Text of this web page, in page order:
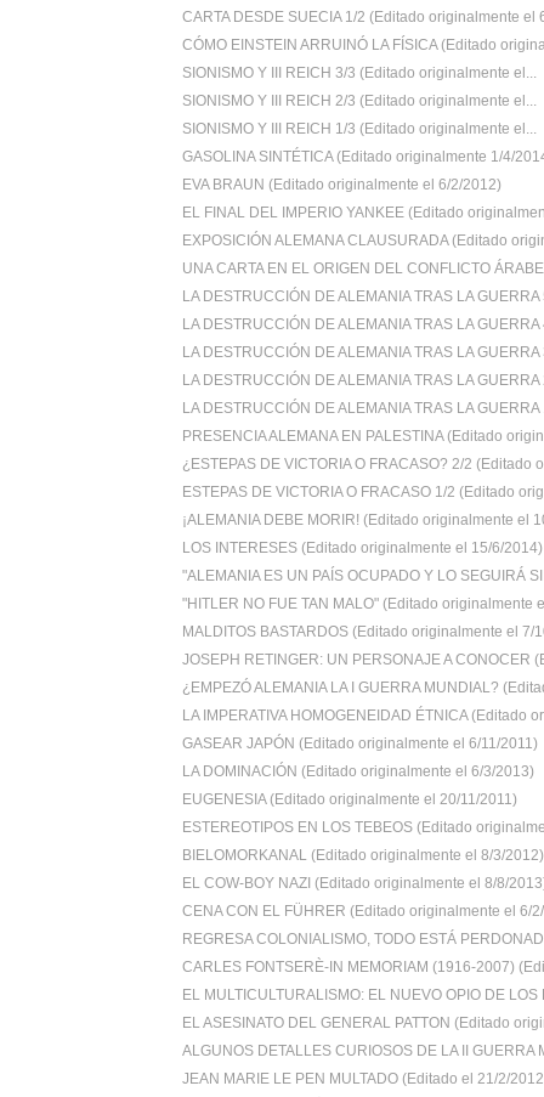
CARTA DESDE SUECIA 1/2 (Editado originalmente el
CÓMO EINSTEIN ARRUINÓ LA FÍSICA (Editado
SIONISMO Y III REICH 3/3 (Editado originalmente el...
SIONISMO Y III REICH 2/3 (Editado originalmente el...
SIONISMO Y III REICH 1/3 (Editado originalmente el...
GASOLINA SINTÉTICA (Editado originalmente 1/4/
EVA BRAUN (Editado originalmente el 6/2/2012)
EL FINAL DEL IMPERIO YANKEE (Editado
EXPOSICIÓN ALEMANA CLAUSURADA (Editado
UNA CARTA EN EL ORIGEN DEL CONFLICTO
LA DESTRUCCIÓN DE ALEMANIA TRAS LA GUERRA
LA DESTRUCCIÓN DE ALEMANIA TRAS LA GUERRA
LA DESTRUCCIÓN DE ALEMANIA TRAS LA GUERRA
LA DESTRUCCIÓN DE ALEMANIA TRAS LA GUERRA
LA DESTRUCCIÓN DE ALEMANIA TRAS LA GUERRA
PRESENCIA ALEMANA EN PALESTINA (Editado
¿ESTEPAS DE VICTORIA O FRACASO? 2/2 (Editado
ESTEPAS DE VICTORIA O FRACASO 1/2 (Editado
¡ALEMANIA DEBE MORIR! (Editado originalmente el
LOS INTERESES (Editado originalmente el 15/6/2014)
"ALEMANIA ES UN PAÍS OCUPADO Y LO SEGUIRÁ
"HITLER NO FUE TAN MALO" (Editado originalmente
MALDITOS BASTARDOS (Editado originalmente el 7/
JOSEPH RETINGER: UN PERSONAJE A CONOCER
¿EMPEZÓ ALEMANIA LA I GUERRA MUNDIAL?
LA IMPERATIVA HOMOGENEIDAD ÉTNICA (Editado
GASEAR JAPÓN (Editado originalmente el 6/11/2011)
LA DOMINACIÓN (Editado originalmente el 6/3/2013)
EUGENESIA (Editado originalmente el 20/11/2011)
ESTEREOTIPOS EN LOS TEBEOS (Editado
BIELOMORKANAL (Editado originalmente el 8/3/2012)
EL COW-BOY NAZI (Editado originalmente el 8/8/
CENA CON EL FÜHRER (Editado originalmente el 6/
REGRESA COLONIALISMO, TODO ESTÁ
CARLES FONTSERÈ-IN MEMORIAM (1916-2007)
EL MULTICULTURALISMO: EL NUEVO OPIO DE LOS
EL ASESINATO DEL GENERAL PATTON (Editado
ALGUNOS DETALLES CURIOSOS DE LA II GUERRA
JEAN MARIE LE PEN MULTADO (Editado el 21/2/